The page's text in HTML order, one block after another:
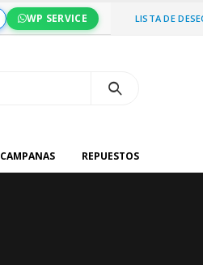
WP SERVICE LISTA DE
CAMPANAS REPUESTOS